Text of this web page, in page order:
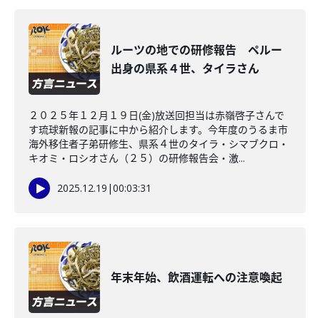
ルーツの地での研修報告 ペルー
出身の県系４世、タイラさん
２０２５年１２月１９日(金)放送回担当は赤嶺啓子さんで
す琉球新報の記事に中から紹介します。今年度のうるま市
海外移住者子弟研修生、県系４世のタイラ・シマブクロ・
キオミ・ロシオさん（２５）の研修報告会・激...
2025.12.19 |00:03:31
年末年始、飲酒運転への注意喚起